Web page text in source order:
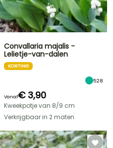
Convallaria majalis -
Lelietje-van-dalen
KORTING
528
Vanaf€ 3,90
Kweekpotje van 8/9 cm
Verkrijgbaar in 2 maten